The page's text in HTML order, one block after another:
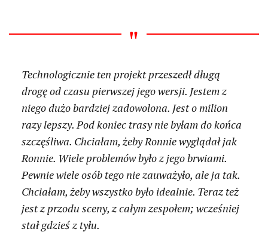
Technologicznie ten projekt przeszedł długą
drogę od czasu pierwszej jego wersji. Jestem z
niego dużo bardziej zadowolona. Jest o milion
razy lepszy. Pod koniec trasy nie byłam do końca
szczęśliwa. Chciałam, żeby Ronnie wyglądał jak
Ronnie. Wiele problemów było z jego brwiami.
Pewnie wiele osób tego nie zauważyło, ale ja tak.
Chciałam, żeby wszystko było idealnie. Teraz też
jest z przodu sceny, z całym zespołem; wcześniej
stał gdzieś z tyłu.